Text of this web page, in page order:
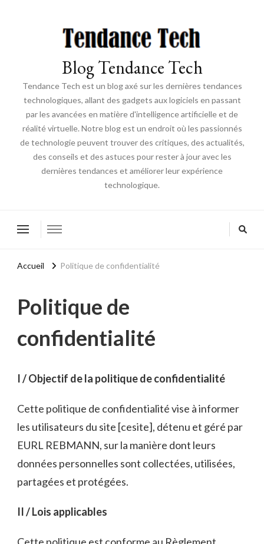
Blog Tendance Tech
Tendance Tech est un blog axé sur les dernières tendances
technologiques, allant des gadgets aux logiciels en passant
par les avancées en matière d'intelligence artificielle et de
réalité virtuelle. Notre blog est un endroit où les passionnés
de technologie peuvent trouver des critiques, des actualités,
des conseils et des astuces pour rester à jour avec les
dernières tendances et améliorer leur expérience
technologique.
Accueil Politique de confidentialité
Politique de
confidentialité
I / Objectif de la politique de confidentialité
Cette politique de confidentialité vise à informer
les utilisateurs du site [cesite], détenu et géré par
EURL REBMANN, sur la manière dont leurs
données personnelles sont collectées, utilisées,
partagées et protégées.
II / Lois applicables